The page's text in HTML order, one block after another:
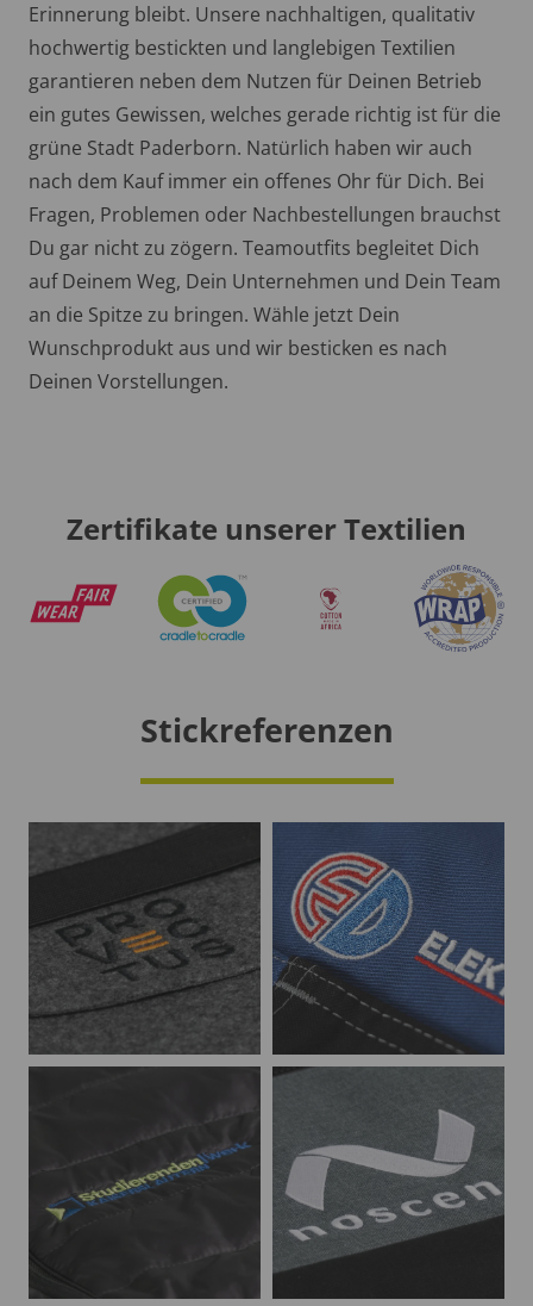
Erinnerung bleibt. Unsere nachhaltigen, qualitativ
hochwertig bestickten und langlebigen Textilien
garantieren neben dem Nutzen für Deinen Betrieb
ein gutes Gewissen, welches gerade richtig ist für die
grüne Stadt Paderborn. Natürlich haben wir auch
nach dem Kauf immer ein offenes Ohr für Dich. Bei
Fragen, Problemen oder Nachbestellungen brauchst
Du gar nicht zu zögern. Teamoutfits begleitet Dich
auf Deinem Weg, Dein Unternehmen und Dein Team
an die Spitze zu bringen. Wähle jetzt Dein
Wunschprodukt aus und wir besticken es nach
Deinen Vorstellungen.
Zertifikate unserer Textilien
Stickreferenzen